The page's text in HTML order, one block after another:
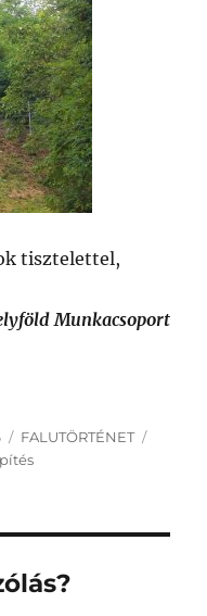
tisztelettel,
Munkacsoport
Kategória
FALUTÖRTÉNET